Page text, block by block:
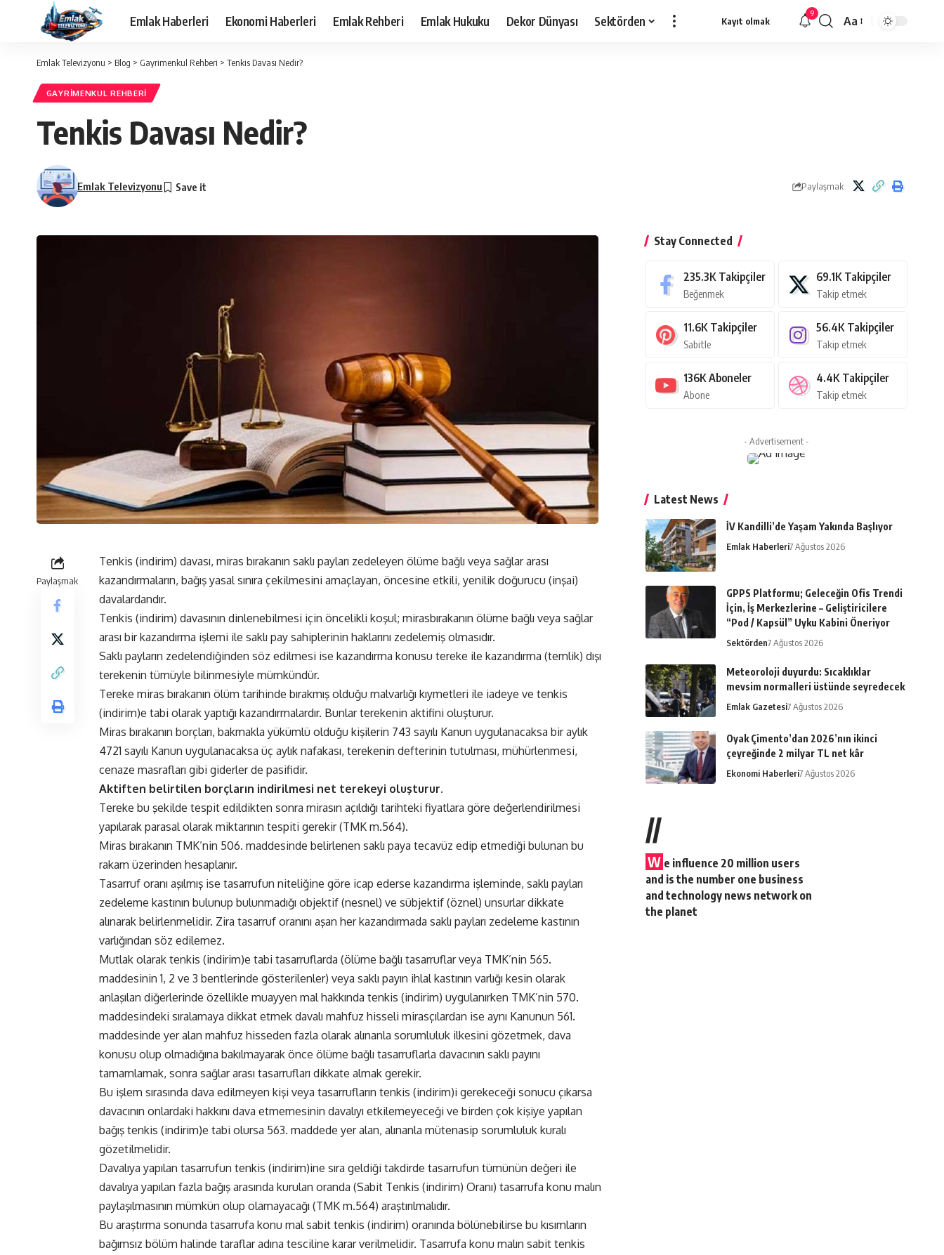
Emlak Haberleri Ekonomi Haberleri Emlak Rehberi Emlak Hukuku Dekor Dünyası Sektörden Kayıt olmak
9
Yazı
Aa
Emlak Televizyonu > Blog > Gayrimenkul Rehberi > Tenkis Davası Nedir?
GAYRIMENKUL REHBERI
Tenkis Davası Nedir?
Emlak Televizyonu Paylaşmak
Paylaşmak
Tenkis (indirim) davası, miras bırakanın saklı payları zedeleyen ölüme bağlı veya sağlar arası
kazandırmaların, bağış yasal sınıra çekilmesini amaçlayan, öncesine etkili, yenilik doğurucu (inşai)
davalardandır.
Tenkis (indirim) davasının dinlenebilmesi için öncelikli koşul; mirasbırakanın ölüme bağlı veya sağlar
arası bir kazandırma işlemi ile saklı pay sahiplerinin haklarını zedelemiş olmasıdır.
Saklı payların zedelendiğinden söz edilmesi ise kazandırma konusu tereke ile kazandırma (temlik) dışı
terekenin tümüyle bilinmesiyle mümkündür.
Tereke miras bırakanın ölüm tarihinde bırakmış olduğu malvarlığı kıymetleri ile iadeye ve tenkis
(indirim)e tabi olarak yaptığı kazandırmalardır. Bunlar terekenin aktifini oluşturur.
Miras bırakanın borçları, bakmakla yükümlü olduğu kişilerin 743 sayılı Kanun uygulanacaksa bir aylık
4721 sayılı Kanun uygulanacaksa üç aylık nafakası, terekenin defterinin tutulması, mühürlenmesi,
cenaze masrafları gibi giderler de pasifidir.
Aktiften belirtilen borçların indirilmesi net terekeyi oluşturur.
Tereke bu şekilde tespit edildikten sonra mirasın açıldığı tarihteki fiyatlara göre değerlendirilmesi
yapılarak parasal olarak miktarının tespiti gerekir (TMK m.564).
Miras bırakanın TMK’nin 506. maddesinde belirlenen saklı paya tecavüz edip etmediği bulunan bu
rakam üzerinden hesaplanır.
Tasarruf oranı aşılmış ise tasarrufun niteliğine göre icap ederse kazandırma işleminde, saklı payları
zedeleme kastının bulunup bulunmadığı objektif (nesnel) ve sübjektif (öznel) unsurlar dikkate
alınarak belirlenmelidir. Zira tasarruf oranını aşan her kazandırmada saklı payları zedeleme kastının
varlığından söz edilemez.
Mutlak olarak tenkis (indirim)e tabi tasarruflarda (ölüme bağlı tasarruflar veya TMK’nin 565.
maddesinin 1, 2 ve 3 bentlerinde gösterilenler) veya saklı payın ihlal kastının varlığı kesin olarak
anlaşılan diğerlerinde özellikle muayyen mal hakkında tenkis (indirim) uygulanırken TMK’nin 570.
maddesindeki sıralamaya dikkat etmek davalı mahfuz hisseli mirasçılardan ise aynı Kanunun 561.
maddesinde yer alan mahfuz hisseden fazla olarak alınanla sorumluluk ilkesini gözetmek, dava
konusu olup olmadığına bakılmayarak önce ölüme bağlı tasarruflarla davacının saklı payını
tamamlamak, sonra sağlar arası tasarrufları dikkate almak gerekir.
Bu işlem sırasında dava edilmeyen kişi veya tasarrufların tenkis (indirim)i gerekeceği sonucu çıkarsa
davacının onlardaki hakkını dava etmemesinin davalıyı etkilemeyeceği ve birden çok kişiye yapılan
bağış tenkis (indirim)e tabi olursa 563. maddede yer alan, alınanla mütenasip sorumluluk kuralı
gözetilmelidir.
Davalıya yapılan tasarrufun tenkis (indirim)ine sıra geldiği takdirde tasarrufun tümünün değeri ile
davalıya yapılan fazla bağış arasında kurulan oranda (Sabit Tenkis (indirim) Oranı) tasarrufa konu malın
paylaşılmasının mümkün olup olamayacağı (TMK m.564) araştırılmalıdır.
Bu araştırma sonunda tasarrufa konu mal sabit tenkis (indirim) oranında bölünebilirse bu kısımların
bağımsız bölüm halinde taraflar adına tesciline karar verilmelidir. Tasarrufa konu malın sabit tenkis
Stay Connected
235.3K Takipçiler
Beğenmek
69.1K Takipçiler
Takip etmek
11.6K Takipçiler
Sabitle
56.4K Takipçiler
Takip etmek
136K Aboneler
Abone
4.4K Takipçiler
Takip etmek
- Advertisement -
Latest News
İV Kandilli’de Yaşam Yakında Başlıyor
Emlak Haberleri7 Ağustos 2026
GPPS Platformu; Geleceğin Ofis Trendi
İçin, İş Merkezlerine – Geliştiricilere
“Pod / Kapsül” Uyku Kabini Öneriyor
Sektörden7 Ağustos 2026
Meteoroloji duyurdu: Sıcaklıklar
mevsim normalleri üstünde seyredecek
Emlak Gazetesi7 Ağustos 2026
Oyak Çimento’dan 2026’nın ikinci
çeyreğinde 2 milyar TL net kâr
Ekonomi Haberleri7 Ağustos 2026
//
W e influence 20 million users
and is the number one business
and technology news network on
the planet